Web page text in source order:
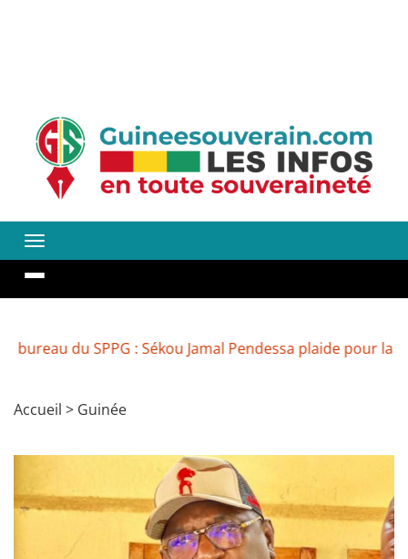
SPPG : Sékou Jamal Pendessa plaide pour la
Accueil > Guinée